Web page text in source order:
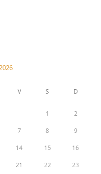
V S D
1 2
7 8 9
14 15 16
21 22 23